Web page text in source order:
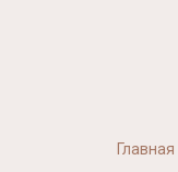
Главная